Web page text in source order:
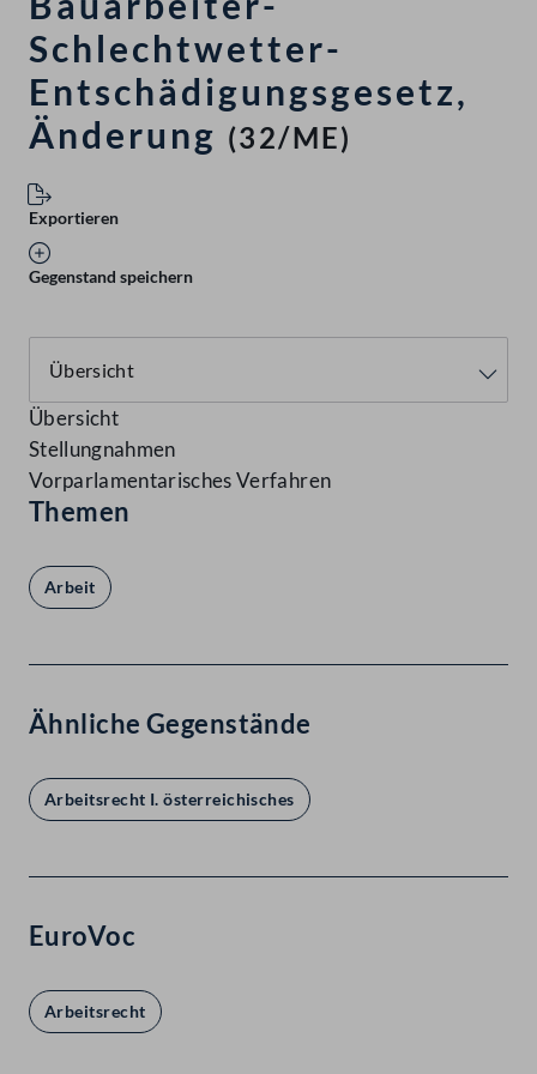
Schlechtwetter-
Entschädigungsgesetz,
Änderung (32/ME)
Exportieren
Gegenstand speichern
Übersicht
Stellungnahmen
Vorparlamentarisches Verfahren
Themen
Arbeit
Ähnliche Gegenstände
Arbeitsrecht I. österreichisches
EuroVoc
Arbeitsrecht